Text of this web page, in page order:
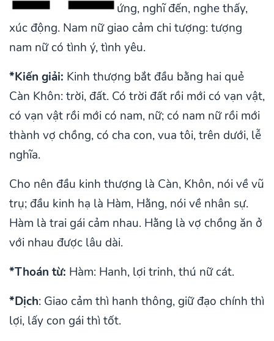
ứng, nghĩ đến, nghe thấy,
xúc động. Nam nữ giao cảm chi tượng: tượng
nam nữ có tình ý, tình yêu.
*Kiến giải: Kinh thượng bắt đầu bằng hai quẻ
Càn Khôn: trời, đất. Có trời đất rồi mới có vạn vật,
có vạn vật rồi mới có nam, nữ; có nam nữ rồi mới
thành vợ chồng, có cha con, vua tôi, trên dưới, lễ
nghĩa.
Cho nên đầu kinh thượng là Càn, Khôn, nói về vũ
trụ; đầu kinh hạ là Hàm, Hằng, nói về nhân sự.
Hàm là trai gái cảm nhau. Hằng là vợ chồng ăn ở
với nhau được lâu dài.
*Thoán từ: Hàm: Hanh, lợi trinh, thú nữ cát.
*Dịch: Giao cảm thì hanh thông, giữ đạo chính thì
lợi, lấy con gái thì tốt.